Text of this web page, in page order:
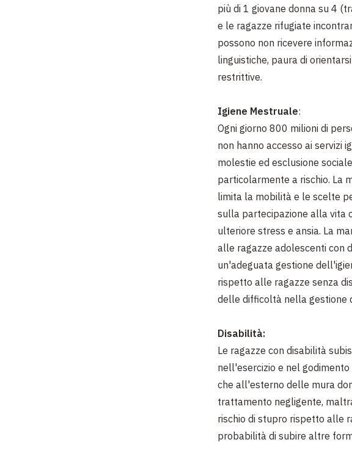
più di 1 giovane donna su 4
e le ragazze rifugiate
possono non ricevere
linguistiche, paura di
restrittive.
Igiene Mestruale:
Ogni giorno 800 milioni di
non hanno accesso ai servizi
molestie ed esclusione
particolarmente a rischio. La
limita la mobilità e le scelte
sulla partecipazione alla vita
ulteriore stress e ansia. La
alle ragazze adolescenti con
un'adeguata gestione
rispetto alle ragazze senza
delle difficoltà nella gestione
Disabilità:
Le ragazze con disabilità
nell'esercizio e nel
che all'esterno delle mura
trattamento negligente,
rischio di stupro rispetto alle
probabilità di subire altre